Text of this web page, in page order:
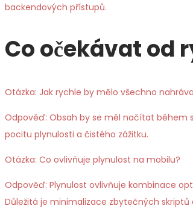
backendových přístupů.
Co očekávat od
Otázka: Jak rychle by mělo všechno
Odpověď: Obsah by se měl načítat během
pocitu plynulosti a čistého zážitku.
Otázka: Co ovlivňuje plynulost na mobilu?
Odpověď: Plynulost ovlivňuje kombinace
Důležitá je minimalizace zbytečných